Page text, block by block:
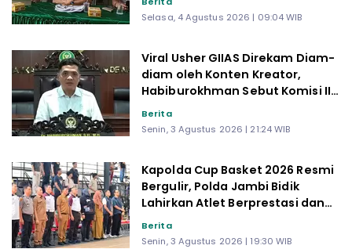
RI
Selasa, 4 Agustus 2026 | 09:04 WIB
Viral Usher GIIAS Direkam Diam-
diam oleh Konten Kreator,
Habiburokhman Sebut Komisi III
Bakal Kawal Kasusnya
Berita
Senin, 3 Agustus 2026 | 21:24 WIB
Kapolda Cup Basket 2026 Resmi
Bergulir, Polda Jambi Bidik
Lahirkan Atlet Berprestasi dan
Generasi Muda Berkarakter
Berita
Senin, 3 Agustus 2026 | 19:30 WIB